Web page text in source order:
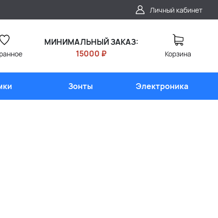
Личный кабинет
МИНИМАЛЬНЫЙ ЗАКАЗ:
15000 ₽
Корзина
Зонты Электроника